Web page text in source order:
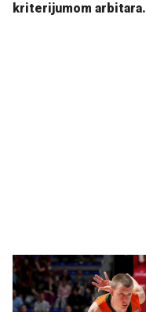
kriterijumom arbitara.